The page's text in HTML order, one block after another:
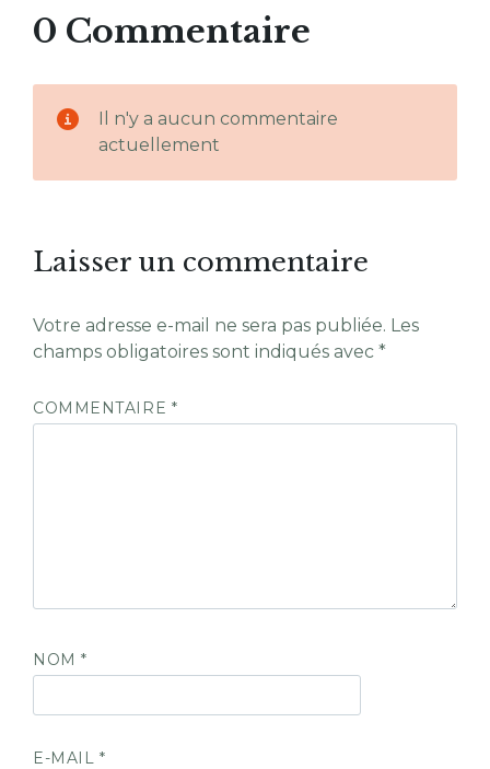
0 Commentaire
Il n'y a aucun commentaire
actuellement
Laisser un commentaire
Votre adresse e-mail ne sera pas publiée. Les
champs obligatoires sont indiqués avec *
COMMENTAIRE *
NOM*
E-MAIL *